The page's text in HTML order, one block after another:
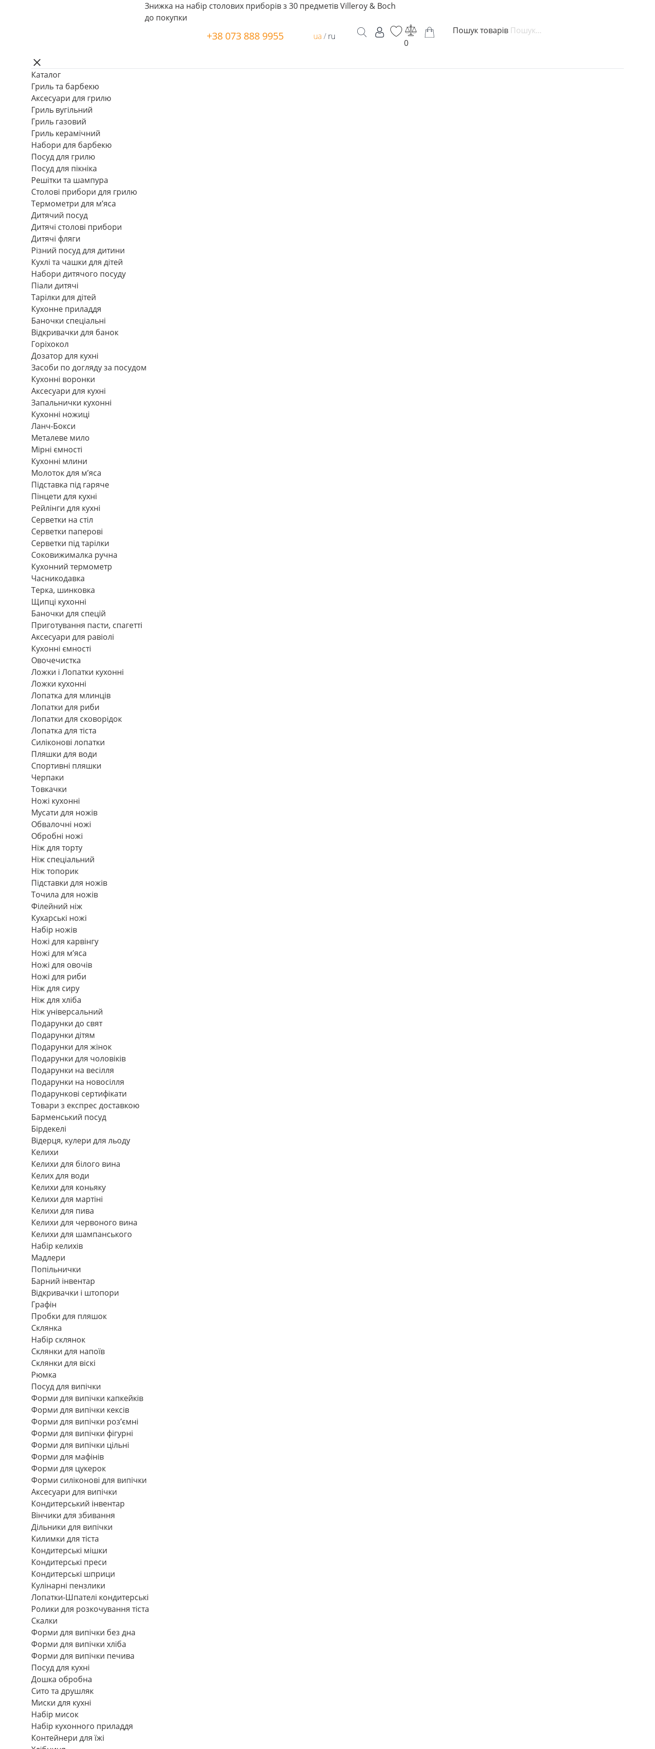
Знижка на набір столових приборів з 30 предметів Villeroy & Boch
до покупки
+38 073 888 9955 ua/ ru
0
Пошук товарів
Каталог
Гриль та барбекю
Аксесуари для грилю
Гриль вугільний
Гриль газовий
Гриль керамічний
Набори для барбекю
Посуд для грилю
Посуд для пікніка
Решітки та шампура
Столові прибори для грилю
Термометри для м’яса
Дитячий посуд
Дитячі столові прибори
Дитячі фляги
Різний посуд для дитини
Кухлі та чашки для дітей
Набори дитячого посуду
Піали дитячі
Тарілки для дітей
Кухонне приладдя
Баночки спеціальні
Відкривачки для банок
Горіхокол
Дозатор для кухні
Засоби по догляду за посудом
Кухонні воронки
Аксесуари для кухні
Запальнички кухонні
Кухонні ножиці
Ланч-Бокси
Металеве мило
Мірні ємності
Кухонні млини
Молоток для м’яса
Підставка під гаряче
Пінцети для кухні
Рейлінги для кухні
Серветки на стіл
Серветки паперові
Серветки під тарілки
Соковижималка ручна
Кухонний термометр
Часникодавка
Терка, шинковка
Щипці кухонні
Баночки для спецій
Приготування пасти, спагетті
Аксесуари для равіолі
Кухонні ємності
Овочечистка
Ложки і Лопатки кухонні
Ложки кухонні
Лопатка для млинців
Лопатки для риби
Лопатки для сковорідок
Лопатка для тіста
Силіконові лопатки
Пляшки для води
Спортивні пляшки
Черпаки
Товкачки
Ножі кухонні
Мусати для ножів
Обвалочні ножі
Обробні ножі
Ніж для торту
Ніж спеціальний
Ніж топорик
Підставки для ножів
Точила для ножів
Філейний ніж
Кухарські ножі
Набір ножів
Ножі для карвінгу
Ножі для м’яса
Ножі для овочів
Ножі для риби
Ніж для сиру
Ніж для хліба
Ніж універсальний
Подарунки до свят
Подарунки дітям
Подарунки для жінок
Подарунки для чоловіків
Подарунки на весілля
Подарунки на новосілля
Подарункові сертифікати
Товари з експрес доставкою
Барменський посуд
Бірдекелі
Відерця, кулери для льоду
Келихи
Келихи для білого вина
Келих для води
Келихи для коньяку
Келихи для мартіні
Келихи для пива
Келихи для червоного вина
Келихи для шампанського
Набір келихів
Мадлери
Попільнички
Барний інвентар
Відкривачки і штопори
Графін
Пробки для пляшок
Склянка
Набір склянок
Склянки для напоїв
Склянки для віскі
Рюмка
Посуд для випічки
Форми для випічки капкейків
Форми для випічки кексів
Форми для випічки роз’ємні
Форми для випічки фігурні
Форми для випічки цільні
Форми для мафінів
Форми для цукерок
Форми силіконові для випічки
Аксесуари для випічки
Кондитерський інвентар
Вінчики для збивання
Дільники для випічки
Килимки для тіста
Кондитерські мішки
Кондитерські преси
Кондитерські шприци
Кулінарні пензлики
Лопатки-Шпателі кондитерські
Ролики для розкочування тіста
Скалки
Форми для випічки без дна
Форми для випічки хліба
Форми для випічки печива
Посуд для кухні
Дошка обробна
Сито та друшляк
Миски для кухні
Набір мисок
Набір кухонного приладдя
Контейнери для їжі